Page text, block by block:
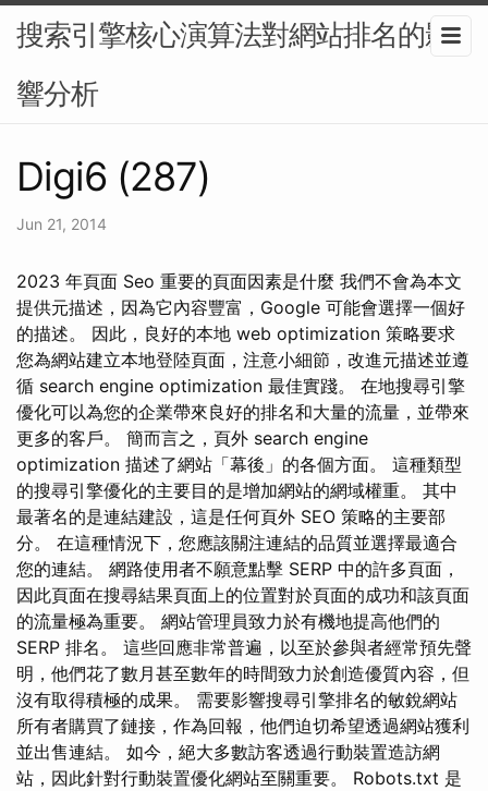
搜索引擎核心演算法對網站排名的影
響分析
Digi6 (287)
Jun 21, 2014
2023 年頁面 Seo 重要的頁面因素是什麼 我們不會為本文
提供元描述，因為它內容豐富，Google 可能會選擇一個好
的描述。 因此，良好的本地 web optimization 策略要求
您為網站建立本地登陸頁面，注意小細節，改進元描述並遵
循 search engine optimization 最佳實踐。 在地搜尋引擎
優化可以為您的企業帶來良好的排名和大量的流量，並帶來
更多的客戶。 簡而言之，頁外 search engine
optimization 描述了網站「幕後」的各個方面。 這種類型
的搜尋引擎優化的主要目的是增加網站的網域權重。 其中
最著名的是連結建設，這是任何頁外 SEO 策略的主要部
分。 在這種情況下，您應該關注連結的品質並選擇最適合
您的連結。 網路使用者不願意點擊 SERP 中的許多頁面，
因此頁面在搜尋結果頁面上的位置對於頁面的成功和該頁面
的流量極為重要。 網站管理員致力於有機地提高他們的
SERP 排名。 這些回應非常普遍，以至於參與者經常預先聲
明，他們花了數月甚至數年的時間致力於創造優質內容，但
沒有取得積極的成果。 需要影響搜尋引擎排名的敏銳網站
所有者購買了鏈接，作為回報，他們迫切希望透過網站獲利
並出售連結。 如今，絕大多數訪客透過行動裝置造訪網
站，因此針對行動裝置優化網站至關重要。 Robots.txt 是